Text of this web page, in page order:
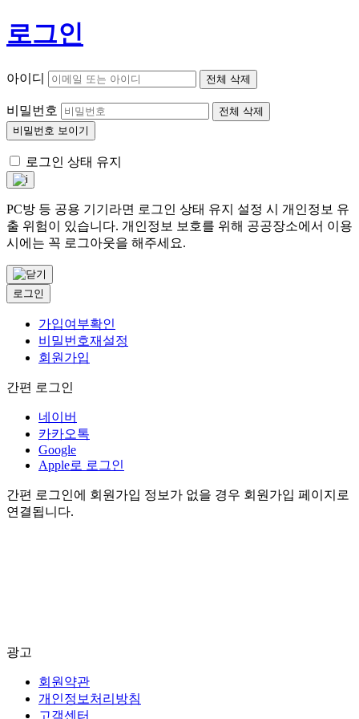
로그인
아이디 전체 삭제
비밀번호
전체 삭제
비밀번호 보이기
로그인 상태 유지
PC방 등 공용 기기라면 로그인 상태 유지 설정 시 개인정보 유
출 위험이 있습니다. 개인정보 보호를 위해 공공장소에서 이용
시에는 꼭 로그아웃을 해주세요.
로그인
가입여부확인
비밀번호재설정
회원가입
간편 로그인
네이버
카카오톡
Google
Apple로 로그인
간편 로그인에 회원가입 정보가 없을 경우 회원가입 페이지로
연결됩니다.
광고
회원약관
개인정보처리방침
고객센터